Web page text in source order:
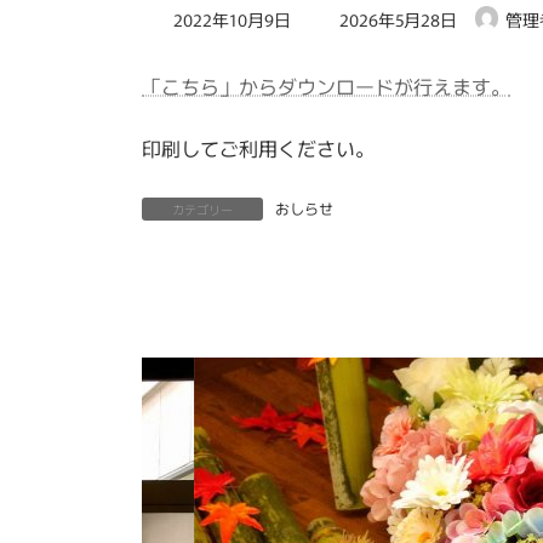
2022年10月9日
最
新
:
2026年5月28日 管
「こちら」からダウンロードが行えます。
印刷してご利用ください。
カテゴリー おしらせ